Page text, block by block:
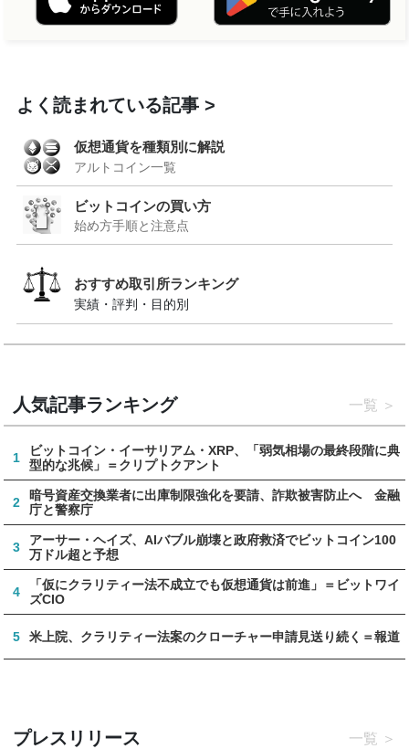
よく読まれている記事
仮想通貨を種類別に解説
アルトコイン一覧
ビットコインの買い方
始め方手順と注意点
おすすめ取引所ランキング
実績・評判・目的別
人気記事ランキング 一覧
1
ビットコイン・イーサリアム・XRP、「弱気相場の最終段階に典
型的な兆候」＝クリプトクアント
2
暗号資産交換業者に出庫制限強化を要請、詐欺被害防止へ 金融
庁と警察庁
3
アーサー・ヘイズ、AIバブル崩壊と政府救済でビットコイン100
万ドル超と予想
4
「仮にクラリティー法不成立でも仮想通貨は前進」＝ビットワイ
ズCIO
5 米上院、クラリティー法案のクローチャー申請見送り続く＝報道
プレスリリース 一覧